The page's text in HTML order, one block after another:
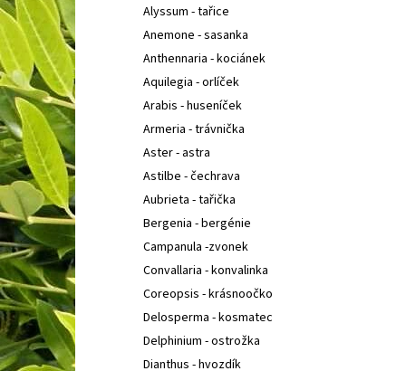
Alyssum - tařice
Anemone - sasanka
Anthennaria - kociánek
Aquilegia - orlíček
Arabis - huseníček
Armeria - trávnička
Aster - astra
Astilbe - čechrava
Aubrieta - tařička
Bergenia - bergénie
Campanula -zvonek
Convallaria - konvalinka
Coreopsis - krásnoočko
Delosperma - kosmatec
Delphinium - ostrožka
Dianthus - hvozdík